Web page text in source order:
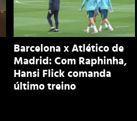
Barcelona x Atlético de
Madrid: Com Raphinha,
Hansi Flick comanda
último treino